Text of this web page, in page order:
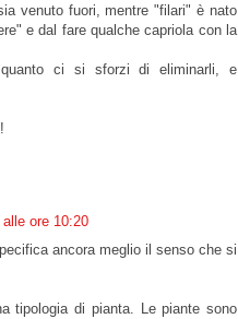
venuto fuori, mentre "filari" è nato
e dal fare qualche capriola con la
ci si sforzi di eliminarli, e
alle ore 10:20
ancora meglio il senso che si
tipologia di pianta. Le piante sono